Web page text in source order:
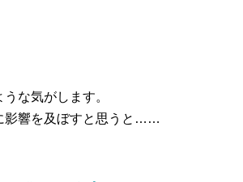
な気がします。
影響を及ぼすと思うと……